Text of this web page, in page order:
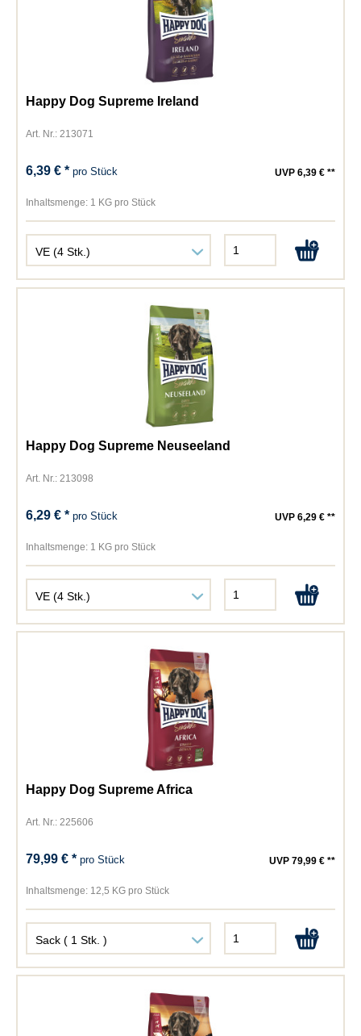
Happy Dog Supreme Ireland
Art. Nr.: 213071
6,39 € *pro Stück UVP 6,39 € **
Inhaltsmenge: 1 KG pro Stück
Happy Dog Supreme Neuseeland
Art. Nr.: 213098
6,29 € *pro Stück UVP 6,29 € **
Inhaltsmenge: 1 KG pro Stück
Happy Dog Supreme Africa
Art. Nr.: 225606
79,99 € *pro Stück UVP 79,99 € **
Inhaltsmenge: 12,5 KG pro Stück